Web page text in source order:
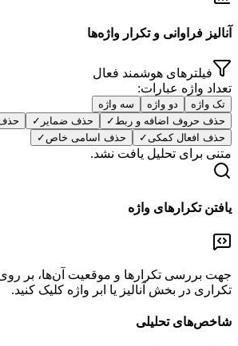
آنالیز فراوانی و تکرار واژه‌ها
فیلترهای هوشمند فعال
تعداد واژه عبارات:
تک واژه دو واژه
سه واژه
حذف حروف اضافه و ربط ✓ حذف ضمایر ✓
حذف افعال کمکی ✓ حذف اسامی خاص ✓
متنی برای تحلیل یافت نشد.
یافتن تکرارهای واژه
جهت بررسی تکرارها و موقعیت آن‌ها، بر
تکراری در بخش آنالیز یا ابر واژه کلیک کنید.
شاخص‌های تحلیلی